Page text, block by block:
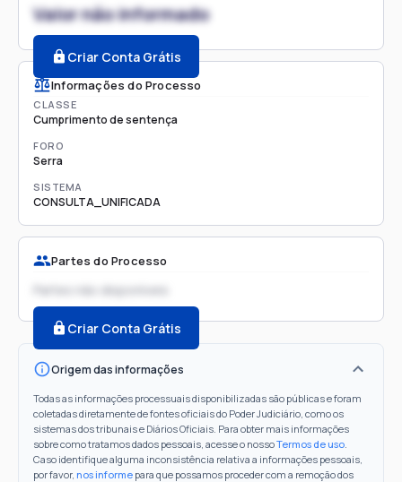
Valor não informado
Criar Conta Grátis
Informações do Processo
CLASSE
Cumprimento de sentença
FORO
Serra
SISTEMA
CONSULTA_UNIFICADA
Partes do Processo
Partes não disponíveis
Criar Conta Grátis
Origem das informações
Todas as informações processuais disponibilizadas são públicas e foram
coletadas diretamente de fontes oficiais do Poder Judiciário, como os
sistemas dos tribunais e Diários Oficiais. Para obter mais informações
sobre como tratamos dados pessoais, acesse o nossoTermos de uso.
Caso identifique alguma inconsistência relativa a informações pessoais,
por favor, nos informe para que possamos proceder com a remoção dos